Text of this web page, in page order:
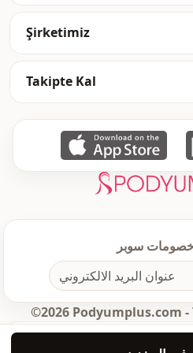
تفاصيل ذو حزام
جيب
كاحل متناسق
طريقة الإغلاق أزرار
Şirketimiz
Takipte Kal
©2026 Podyumplus.com -